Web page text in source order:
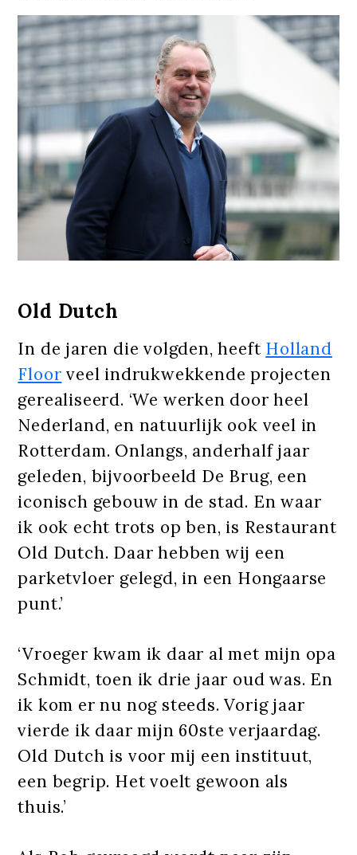
Old Dutch
In de jaren die volgden, heeft Holland
Floor veel indrukwekkende projecten
gerealiseerd. ‘We werken door heel
Nederland, en natuurlijk ook veel in
Rotterdam. Onlangs, anderhalf jaar
geleden, bijvoorbeeld De Brug, een
iconisch gebouw in de stad. En waar
ik ook echt trots op ben, is Restaurant
Old Dutch. Daar hebben wij een
parketvloer gelegd, in een Hongaarse
punt.’
‘Vroeger kwam ik daar al met mijn opa
Schmidt, toen ik drie jaar oud was. En
ik kom er nu nog steeds. Vorig jaar
vierde ik daar mijn 60ste verjaardag.
Old Dutch is voor mij een instituut,
een begrip. Het voelt gewoon als
thuis.’